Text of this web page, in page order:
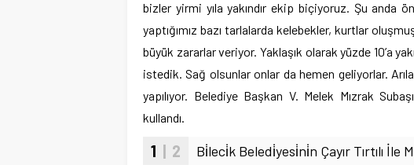
bizler yirmi yıla yakındır ekip biçiyoruz. Şu anda
yaptığımız bazı tarlalarda kelebekler, kurtlar
büyük zararlar veriyor. Yaklaşık olarak yüzde 10’a
istedik. Sağ olsunlar onlar da hemen geliyorlar.
yapılıyor. Belediye Başkan V. Melek Mızrak
kullandı.
1 | 2 Bi̇leci̇k Beledi̇yesi̇ni̇n Çayır Tırtılı İle